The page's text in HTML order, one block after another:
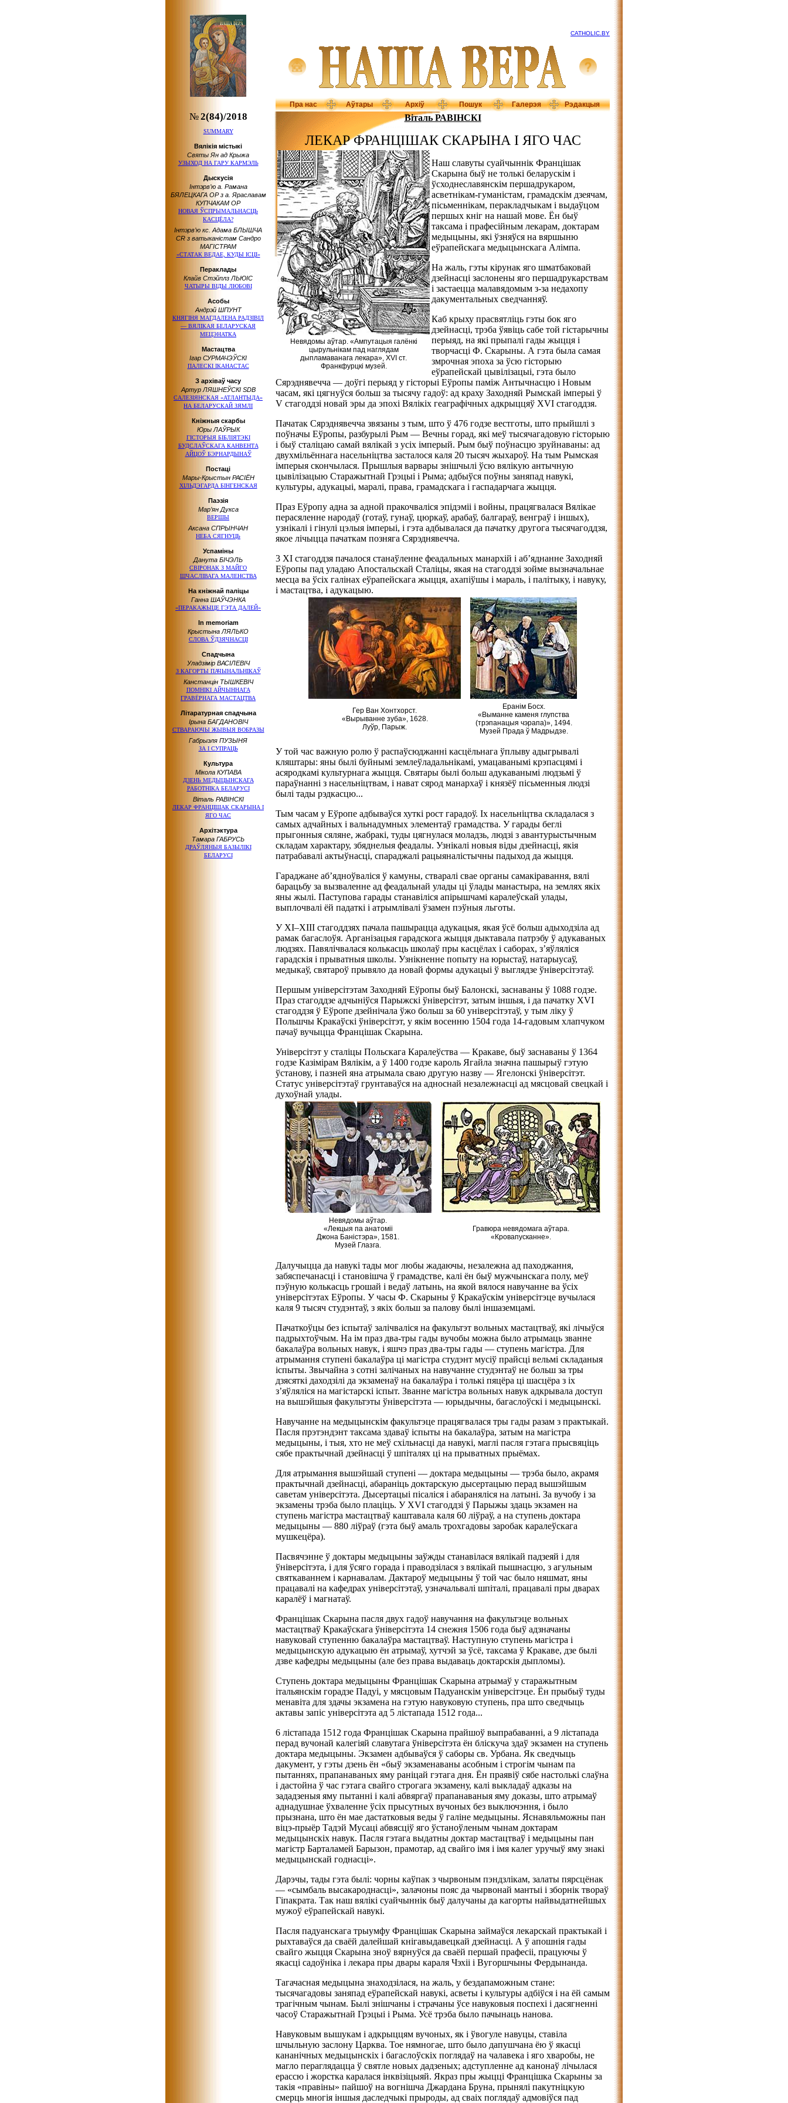
CATHOLIC.BY
Пра нас Аўтары Архіў Пошук Галерэя Рэдакцыя
№2(84)/2018
SUMMARY
Вялікія містыкі
Святы Ян ад Крыжа
УЗЫХОД НА ГАРУ КАРМЭЛЬ
Дыскусія
Інтэрв’ю а. Рамана
БЯЛЕЦКАГА ОР з а. Яраславам
КУПЧАКАМ ОР
НОВАЯ ЎСПРЫМАЛЬНАСЦЬ
КАСЦЁЛА?
Інтэрв’ю кс. Адама БЛЫШЧА
CR з ватыканістам Сандро
МАГІСТРАМ
«СТАТАК ВЕДАЕ, КУДЫ ІСЦІ»
Пераклады
Клайв Стэйплз ЛЬЮІС
ЧАТЫРЫ ВІДЫ ЛЮБОВІ
Асобы
Андрэй ШПУНТ
КНЯГІНЯ МАГДАЛЕНА РАДЗІВІЛ
— ВЯЛІКАЯ БЕЛАРУСКАЯ
МЕЦЭНАТКА
Мастацтва
Ігар СУРМАЧЭЎСКІ
ПАЛЕСКІ ІКАНАСТАС
З архіваў часу
Артур ЛЯШНЕЎСКІ SDB
САЛЕЗІЯНСКАЯ «АТЛАНТЫДА»
НА БЕЛАРУСКАЙ ЗЯМЛІ
Кніжныя скарбы
Юры ЛАЎРЫК
ГІСТОРЫЯ БІБЛІЯТЭКІ
БУДСЛАЎСКАГА КАНВЕНТА
АЙЦОЎ БЭРНАРДЫНАЎ
Постаці
Мары-Крыстын РАСІЁН
ХІЛЬДЭГАРДА БІНГЕНСКАЯ
Паэзія
Мар’ян Дукса
ВЕРШЫ
Аксана СПРЫНЧАН
НЕБА СЯГНУЦЬ
Успаміны
Данута БІЧЭЛЬ
СВІРОНАК З МАЙГО
ШЧАСЛІВАГА МАЛЕНСТВА
На кніжнай паліцы
Ганна ШАЎЧЭНКА
«ПЕРАКАЖЫЦЕ ГЭТА ДАЛЕЙ»
In memoriam
Крыстына ЛЯЛЬКО
СЛОВА ЎДЗЯЧНАСЦІ
Спадчына
Уладзімір ВАСІЛЕВІЧ
З КАГОРТЫ ПАЧЫНАЛЬНІКАЎ
Канстанцін ТЫШКЕВІЧ
ПОМНІКІ АЙЧЫННАГА
ГРАВЁРНАГА МАСТАЦТВА
Літаратурная спадчына
Ірына БАГДАНОВІЧ
СТВАРАЮЧЫ ЖЫВЫЯ ВОБРАЗЫ
Габрыэля ПУЗЫНЯ
ЗА І СУПРАЦЬ
Культура
Мікола КУПАВА
ДЗЕНЬ МЕДЫЦЫНСКАГА
РАБОТНІКА БЕЛАРУСІ
Віталь РАВІНСКІ
ЛЕКАР ФРАНЦІШАК СКАРЫНА І
ЯГО ЧАС
Архітэктура
Тамара ГАБРУСЬ
ДРАЎЛЯНЫЯ БАЗЫЛІКІ
БЕЛАРУСІ
Віталь РАВІНСКІ
ЛЕКАР ФРАНЦІШАК СКАРЫНА І ЯГО ЧАС
Невядомы аўтар. «Ампутацыя галёнкі
цырульнікам пад наглядам
дыпламаванага лекара», XVI ст.
Франкфурцкі музей.
Наш славуты суайчыннік Францішак
Скарына быў не толькі беларускім і
ўсходнеславянскім першадрукаром,
асветнікам-гуманістам, грамадскім дзеячам,
пісьменнікам, перакладчыкам і выдаўцом
першых кніг на нашай мове. Ён быў
таксама і прафесійным лекарам, доктарам
медыцыны, які ўзняўся на вяршыню
еўрапейскага медыцынскага Алімпа.
На жаль, гэты кірунак яго шматбаковай
дзейнасці заслонены яго першадрукарствам
і застаецца малавядомым з-за недахопу
дакументальных сведчанняў.
Каб крыху прасвятліць гэты бок яго
дзейнасці, трэба ўявіць сабе той гістарычны
перыяд, на які прыпалі гады жыцця і
творчасці Ф. Скарыны. А гэта была самая
змрочная эпоха за ўсю гісторыю
еўрапейскай цывілізацыі, гэта было
Сярэднявечча — доўгі перыяд у гісторыі Еўропы паміж Антычнасцю і Новым
часам, які цягнуўся больш за тысячу гадоў: ад краху Заходняй Рымскай імперыі ў
V стагоддзі новай эры да эпохі Вялікіх геаграфічных адкрыццяў XVI стагоддзя.
Пачатак Сярэднявечча звязаны з тым, што ў 476 годзе вестготы, што прыйшлі з
поўначы Еўропы, разбурылі Рым — Вечны горад, які меў тысячагадовую гісторыю
і быў сталіцаю самай вялікай з усіх імперый. Рым быў поўнасцю зруйнаваны: ад
двухмільённага насельніцтва засталося каля 20 тысяч жыхароў. На тым Рымская
імперыя скончылася. Прышлыя варвары знішчылі ўсю вялікую антычную
цывілізацыю Старажытнай Грэцыі і Рыма; адбыўся поўны заняпад навукі,
культуры, адукацыі, маралі, права, грамадскага і гаспадарчага жыцця.
Праз Еўропу адна за адной пракочваліся эпідэміі і войны, працягвалася Вялікае
перасяленне народаў (готаў, гунаў, цюркаў, арабаў, балгараў, венграў і іншых),
узнікалі і гінулі цэлыя імперыі, і гэта адбывалася да пачатку другога тысячагоддзя,
якое лічыцца пачаткам позняга Сярэднявечча.
3 XI стагоддзя пачалося станаўленне феадальных манархій і аб’яднанне Заходняй
Еўропы пад уладаю Апостальскай Сталіцы, якая на стагоддзі зойме вызначальнае
месца ва ўсіх галінах еўрапейскага жыцця, ахапіўшы і мараль, і палітыку, і навуку,
і мастацтва, і адукацыю.
Гер Ван Хонтхорст.
«Вырыванне зуба», 1628.
Луўр, Парыж.
Еранім Босх.
«Выманне каменя глупства
(трэпанацыя чэрапа)», 1494.
Музей Прада ў Мадрыдзе.
У той час важную ролю ў распаўсюджанні касцёльнага ўплыву адыгрывалі
кляштары: яны былі буйнымі землеўладальнікамі, умацаванымі крэпасцямі і
асяродкамі культурнага жыцця. Святары былі больш адукаванымі людзьмі ў
параўнанні з насельніцтвам, і нават сярод манархаў і князёў пісьменныя людзі
былі тады рэдкасцю...
Тым часам у Еўропе адбываўся хуткі рост гарадоў. Іх насельніцтва складалася з
самых адчайных і вальнадумных элементаў грамадства. У гарады беглі
прыгонныя сяляне, жабракі, туды цягнулася моладзь, людзі з авантурыстычным
складам характару, збяднелыя феадалы. Узнікалі новыя віды дзейнасці, якія
патрабавалі актыўнасці, спараджалі рацыяналістычны падыход да жыцця.
Гараджане аб’ядноўваліся ў камуны, стваралі свае органы самакіравання, вялі
барацьбу за вызваленне ад феадальнай улады ці ўлады манастыра, на землях якіх
яны жылі. Паступова гарады станавіліся апірышчамі каралеўскай улады,
выплочвалі ёй падаткі і атрымлівалі ўзамен пэўныя льготы.
У ХІ–ХІІІ стагоддзях пачала пашырацца адукацыя, якая ўсё больш адыходзіла ад
рамак багаслоўя. Арганізацыя гарадскога жыцця дыктавала патрэбу ў адукаваных
людзях. Павялічвалася колькасць школаў пры касцёлах і саборах, з’яўляліся
гарадскія і прыватныя школы. Узнікненне попыту на юрыстаў, натарыусаў,
медыкаў, святароў прывяло да новай формы адукацыі ў выглядзе ўніверсітэтаў.
Першым універсітэтам Заходняй Еўропы быў Балонскі, заснаваны ў 1088 годзе.
Праз стагоддзе адчыніўся Парыжскі ўніверсітэт, затым іншыя, і да пачатку XVI
стагоддзя ў Еўропе дзейнічала ўжо больш за 60 універсітэтаў, у тым ліку ў
Польшчы Кракаўскі ўніверсітэт, у якім восенню 1504 года 14-гадовым хлапчуком
пачаў вучыцца Францішак Скарына.
Універсітэт у сталіцы Польскага Каралеўства — Кракаве, быў заснаваны ў 1364
годзе Казімірам Вялікім, а ў 1400 годзе кароль Ягайла значна пашырыў гэтую
ўстанову, і пазней яна атрымала сваю другую назву — Ягелонскі ўніверсітэт.
Статус універсітэтаў грунтаваўся на адноснай незалежнасці ад мясцовай свецкай і
духоўнай улады.
Невядомы аўтар.
«Лекцыя па анатомii
Джона Баністэра», 1581.
Музей Глазга.
Гравюра невядомага аўтара.
«Кровапусканне».
Далучыцца да навукі тады мог любы жадаючы, незалежна ад паходжання,
забяспечанасці і становішча ў грамадстве, калі ён быў мужчынскага полу, меў
пэўную колькасць грошай і ведаў латынь, на якой вялося навучанне ва ўсіх
універсітэтах Еўропы. У часы Ф. Скарыны ў Кракаўскім універсітэце вучылася
каля 9 тысяч студэнтаў, з якіх больш за палову былі іншаземцамі.
Пачаткоўцы без іспытаў залічваліся на факультэт вольных мастацтваў, які лічыўся
падрыхтоўчым. На ім праз два-тры гады вучобы можна было атрымаць званне
бакалаўра вольных навук, і яшчэ праз два-тры гады — ступень магістра. Для
атрымання ступені бакалаўра ці магістра студэнт мусіў прайсці вельмі складаныя
іспыты. Звычайна з сотні залічаных на навучанне студэнтаў не больш за тры
дзясяткі даходзілі да экзаменаў на бакалаўра і толькі пяцёра ці шасцёра з іх
з’яўляліся на магістарскі іспыт. Званне магістра вольных навук адкрывала доступ
на вышэйшыя факультэты ўніверсітэта — юрыдычны, багаслоўскі і медыцынскі.
Навучанне на медыцынскім факультэце працягвалася тры гады разам з практыкай.
Пасля прэтэндэнт таксама здаваў іспыты на бакалаўра, затым на магістра
медыцыны, і тыя, хто не меў схільнасці да навукі, маглі пасля гэтага прысвяціць
сябе практычнай дзейнасці ў шпіталях ці на прыватных прыёмах.
Для атрымання вышэйшай ступені — доктара медыцыны — трэба было, акрамя
практычнай дзейнасці, абараніць доктарскую дысертацыю перад вышэйшым
саветам універсітэта. Дысертацыі пісаліся і абараняліся на латыні. За вучобу і за
экзамены трэба было плаціць. У XVI стагоддзі ў Парыжы здаць экзамен на
ступень магістра мастацтваў каштавала каля 60 ліўраў, а на ступень доктара
медыцыны — 880 ліўраў (гэта быў амаль трохгадовы заробак каралеўскага
мушкецёра).
Пасвячэнне ў доктары медыцыны заўжды станавілася вялікай падзеяй і для
ўніверсітэта, і для ўсяго горада і праводзілася з вялікай пышнасцю, з агульным
святкаваннем і карнавалам. Дактароў медыцыны ў той час было няшмат, яны
працавалі на кафедрах універсітэтаў, узначальвалі шпіталі, працавалі пры дварах
каралёў і магнатаў.
Францішак Скарына пасля двух гадоў навучання на факультэце вольных
мастацтваў Кракаўскага ўніверсітэта 14 снежня 1506 года быў адзначаны
навуковай ступенню бакалаўра мастацтваў. Наступную ступень магістра і
медыцынскую адукацыю ён атрымаў, хутчэй за ўсё, таксама ў Кракаве, дзе былі
дзве кафедры медыцыны (але без права выдаваць доктарскія дыпломы).
Ступень доктара медыцыны Францішак Скарына атрымаў у старажытным
італьянскім горадзе Падуі, у мясцовым Падуанскім універсітэце. Ён прыбыў туды
менавіта для здачы экзамена на гэтую навуковую ступень, пра што сведчыць
актавы запіс універсітэта ад 5 лістапада 1512 года...
6 лістапада 1512 года Францішак Скарына прайшоў выпрабаванні, а 9 лістапада
перад вучонай калегіяй славутага ўніверсітэта ён бліскуча здаў экзамен на ступень
доктара медыцыны. Экзамен адбываўся ў саборы св. Урбана. Як сведчыць
дакумент, у гэты дзень ён «быў экзаменаваны асобным і строгім чынам па
пытаннях, прапанаваных яму раніцай гэтага дня. Ён праявіў сябе настолькі слаўна
і дастойна ў час гэтага свайго строгага экзамену, калі выкладаў адказы на
зададзеныя яму пытанні і калі абвяргаў прапанаваныя яму доказы, што атрымаў
аднадушнае ўхваленне ўсіх прысутных вучоных без выключэння, і было
прызнана, што ён мае дастатковыя веды ў галіне медыцыны. Яснавяльможны пан
віцэ-прыёр Тадэй Мусаці абвясціў яго ўстаноўленым чынам доктарам
медыцынскіх навук. Пасля гэтага выдатны доктар мастацтваў і медыцыны пан
магістр Барталамей Барызон, прамотар, ад свайго імя і імя калег уручыў яму знакі
медыцынскай годнасці».
Дарэчы, тады гэта былі: чорны каўпак з чырвоным пэндзлікам, залаты пярсцёнак
— «сымбаль высакароднасці», залачоны пояс да чырвонай мантыі і зборнік твораў
Гіпакрата. Так наш вялікі суайчыннік быў далучаны да кагорты найвыдатнейшых
мужоў еўрапейскай навукі.
Пасля падуанскага трыумфу Францішак Скарына займаўся лекарскай практыкай і
рыхтаваўся да сваёй далейшай кнігавыдавецкай дзейнасці. А ў апошнія гады
свайго жыцця Скарына зноў вярнуўся да сваёй першай прафесіі, працуючы ў
якасці садоўніка і лекара пры двары караля Чэхіі і Вугоршчыны Фердынанда.
Тагачасная медыцына знаходзілася, на жаль, у бездапаможным стане:
тысячагадовы заняпад еўрапейскай навукі, асветы і культуры адбіўся і на ёй самым
трагічным чынам. Былі знішчаны і страчаны ўсе навуковыя поспехі і дасягненні
часоў Старажытнай Грэцыі і Рыма. Усё трэба было пачынаць нанова.
Навуковым вышукам і адкрыццям вучоных, як і ўвогуле навуцы, ставіла
шчыльную заслону Царква. Тое нямногае, што было дапушчана ёю ў якасці
кананічных медыцынскіх і багаслоўскіх поглядаў на чалавека і яго хваробы, не
магло пераглядацца ў святле новых дадзеных; адступленне ад канонаў лічылася
ерассю і жорстка каралася інквізіцыяй. Якраз пры жыцці Францішка Скарыны за
такія «правіны» пайшоў на вогнішча Джардана Бруна, прынялі пакутніцкую
смерць многія іншыя даследчыкі прыроды, ад сваіх поглядаў адмовіўся пад